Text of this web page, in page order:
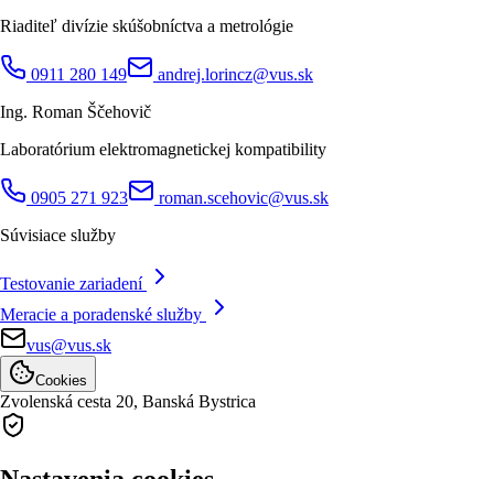
Riaditeľ divízie skúšobníctva a metrológie
0911 280 149
andrej.lorincz@vus.sk
Ing. Roman Ščehovič
Laboratórium elektromagnetickej kompatibility
0905 271 923
roman.scehovic@vus.sk
Súvisiace služby
Testovanie zariadení
Meracie a poradenské služby
vus@vus.sk
Cookies
Zvolenská cesta 20, Banská Bystrica